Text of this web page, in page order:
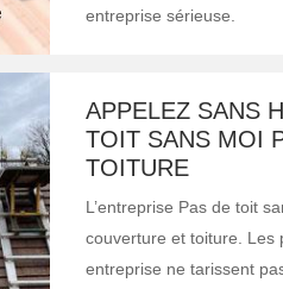
entreprise sérieuse.
APPELEZ SANS
TOIT SANS MOI
TOITURE
L’entreprise Pas de toit
couverture et toiture. Les
entreprise ne tarissent